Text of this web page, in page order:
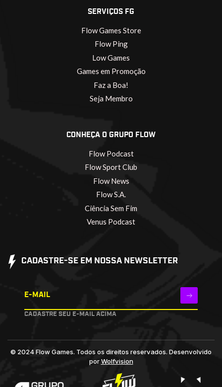
SERVIÇOS FG
Flow Games Store
Flow Ping
Low Games
Games em Promoção
Faz a Boa!
Seja Membro
CONHEÇA O GRUPO FLOW
Flow Podcast
Flow Sport Club
Flow News
Flow S.A.
Ciência Sem Fim
Venus Podcast
CADASTRE-SE EM NOSSA NEWSLETTER
E-MAIL
CADASTRE SEU E-MAIL ACIMA
© 2024 Flow Games. Todos os direitos reservados. Desenvolvido
porWolfvision